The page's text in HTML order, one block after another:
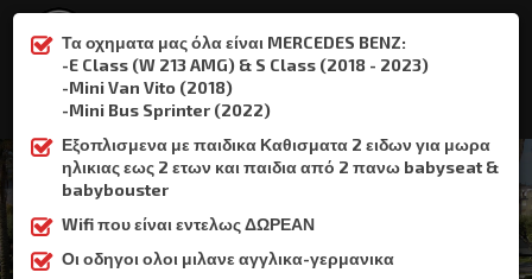
Τα οχηματα μας όλα είναι MERCEDES BENZ:
-E Class (W 213 AMG) & S Class (2018 - 2023)
-Mini Van Vito (2018)
-Mini Bus Sprinter (2022)
Εξοπλισμενα με παιδικα Καθισματα 2 ειδων για μωρα
ηλικιας εως 2 ετων και παιδια από 2 πανω babyseat &
babybouster
Wifi που είναι εντελως ΔΩΡΕΑΝ
Οι οδηγοι ολοι μιλανε αγγλικα-γερμανικα
+306932337015
Λιμάνι Ηρακλείου